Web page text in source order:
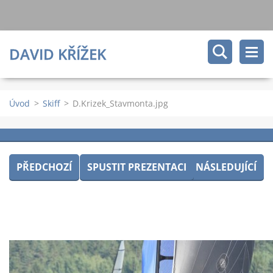
DAVID KŘÍŽEK
Úvod > Skiff > D.Krizek_Stavmonta.jpg
PŘEDCHOZÍ SPUSTIT PREZENTACI NÁSLEDUJÍCÍ